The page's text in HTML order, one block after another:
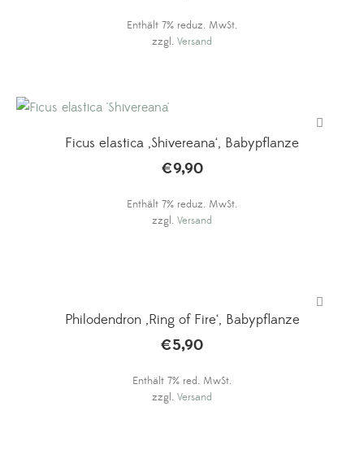
Enthält 7% reduz. MwSt.
zzgl. Versand
Ficus elastica ‚Shivereana‘, Babypflanze
€9,90
Enthält 7% reduz. MwSt.
zzgl. Versand
Philodendron ‚Ring of Fire‘, Babypflanze
€5,90
Enthält 7% red. MwSt.
zzgl. Versand